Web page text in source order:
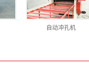
自动冲孔机